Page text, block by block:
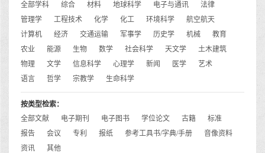
全部学科
综合 材料 地球科学 电子与通讯
法律
管理学
工程技术 化学 化工 环境科学
航空航天
计算机
经济 交通运输 军事学 历史学 机械
教育
农业
能源 生物 数学 社会科学 天文学
土木建筑
物理
文学 信息科学 心理学 新闻 医学
艺术
语言
哲学 宗教学 生命科学
按类型检索：
全部文献
电子期刊 电子图书 学位论文 古籍
标准
报告
会议 专利 报纸 参考工具书/字典/手册
音像资料
资讯
其他